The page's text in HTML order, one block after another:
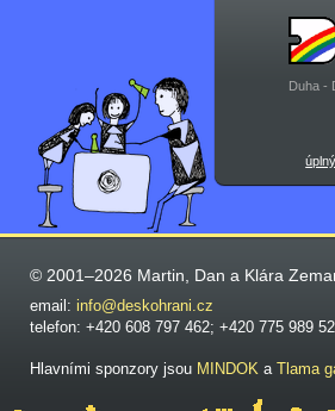
Duha -
© 2001–2026 Martin, Dan a Klára
email: info@deskohrani.cz
telefon: +420 608 797 462; +420 775 989
Hlavními sponzory jsou MINDOK a Tlama